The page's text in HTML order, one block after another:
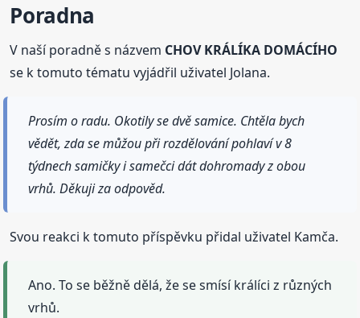
Poradna
V naší poradně s názvem CHOV KRÁLÍKA DOMÁCÍHO
se k tomuto tématu vyjádřil uživatel Jolana.
Prosím o radu. Okotily se dvě samice. Chtěla bych
vědět, zda se můžou při rozdělování pohlaví v 8
týdnech samičky i samečci dát dohromady z obou
vrhů. Děkuji za odpověd.
Svou reakci k tomuto příspěvku přidal uživatel Kamča.
Ano. To se běžně dělá, že se smísí králíci z různých
vrhů.